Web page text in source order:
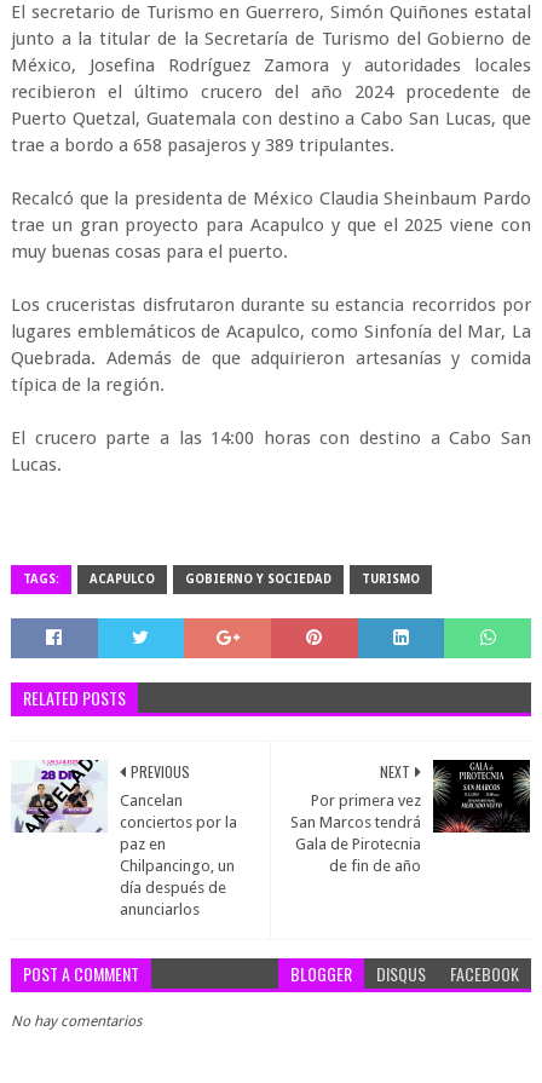
El secretario de Turismo en Guerrero, Simón Quiñones estatal
junto a la titular de la Secretaría de Turismo del Gobierno de
México, Josefina Rodríguez Zamora y autoridades locales
recibieron el último crucero del año 2024 procedente de
Puerto Quetzal, Guatemala con destino a Cabo San Lucas, que
trae a bordo a 658 pasajeros y 389 tripulantes.
Recalcó que la presidenta de México Claudia Sheinbaum Pardo
trae un gran proyecto para Acapulco y que el 2025 viene con
muy buenas cosas para el puerto.
Los cruceristas disfrutaron durante su estancia recorridos por
lugares emblemáticos de Acapulco, como Sinfonía del Mar, La
Quebrada. Además de que adquirieron artesanías y comida
típica de la región.
El crucero parte a las 14:00 horas con destino a Cabo San
Lucas.
TAGS: ACAPULCO GOBIERNO Y SOCIEDAD TURISMO
RELATED POSTS
NEXT
Por primera vez
San Marcos tendrá
Gala de Pirotecnia
de fin de año
PREVIOUS
Cancelan
conciertos por la
paz en
Chilpancingo, un
día después de
anunciarlos
POST A COMMENT BLOGGER DISQUS FACEBOOK
No hay comentarios